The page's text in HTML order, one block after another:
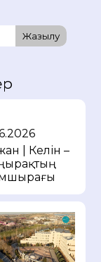
Жазылу
| Келін –